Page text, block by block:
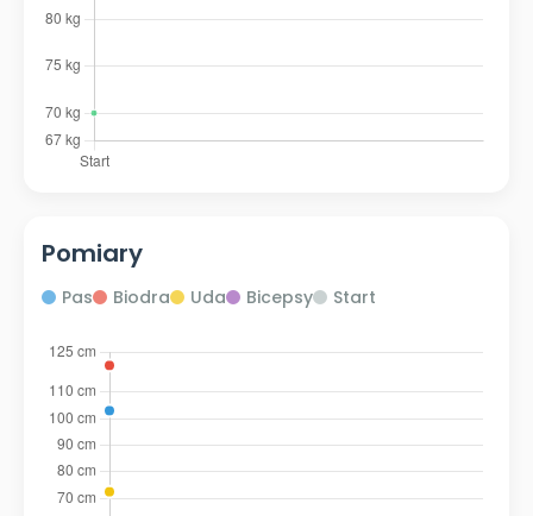
Pomiary
Pas Biodra Uda Bicepsy Start